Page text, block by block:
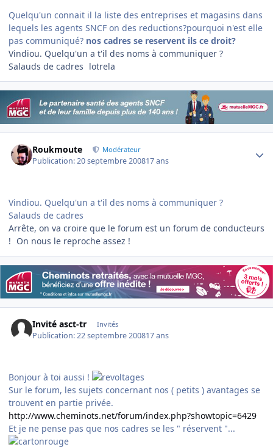
Quelqu'un connait il la liste des entreprises et magasins dans
lequels les agents SNCF on des reductions?pourquoi n'est elle
pas communiqué? nos cadres se reservent ils ce droit?
Vindiou. Quelqu'un a t'il des noms à communiquer ?
Salauds de cadres lotrela
Roukmoute Modérateur
Publication:20 septembre 200817 ans
Vindiou. Quelqu'un a t'il des noms à communiquer ?
Salauds de cadres
Arrête, on va croire que le forum est un forum de conducteurs
! On nous le reproche assez !
Invité asct-tr Invités
Publication:22 septembre 200817 ans
Bonjour à toi aussi !
Sur le forum, les sujets concernant nos ( petits ) avantages se
trouvent en partie privée.
http://www.cheminots.net/forum/index.php?showtopic=6429
Et je ne pense pas que nos cadres se les " réservent "...